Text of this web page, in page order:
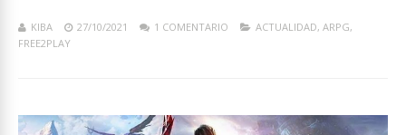
KIBA 27/10/2021 1 COMENTARIO ACTUALIDAD, ARPG,
FREE2PLAY